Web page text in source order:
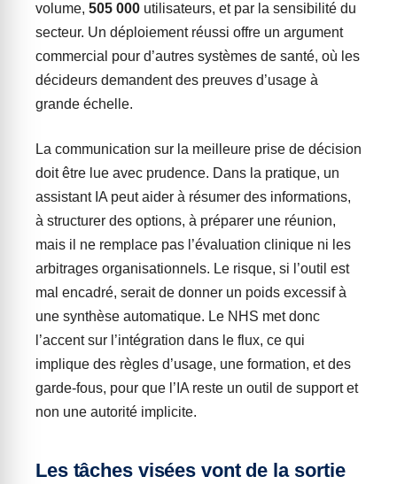
volume, 505 000 utilisateurs, et par la sensibilité du
secteur. Un déploiement réussi offre un argument
commercial pour d’autres systèmes de santé, où les
décideurs demandent des preuves d’usage à
grande échelle.
La communication sur la meilleure prise de décision
doit être lue avec prudence. Dans la pratique, un
assistant IA peut aider à résumer des informations,
à structurer des options, à préparer une réunion,
mais il ne remplace pas l’évaluation clinique ni les
arbitrages organisationnels. Le risque, si l’outil est
mal encadré, serait de donner un poids excessif à
une synthèse automatique. Le NHS met donc
l’accent sur l’intégration dans le flux, ce qui
implique des règles d’usage, une formation, et des
garde-fous, pour que l’IA reste un outil de support et
non une autorité implicite.
Les tâches visées vont de la sortie